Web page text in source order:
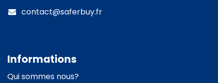
contact@saferbuy.fr
Informations
Qui sommes nous?